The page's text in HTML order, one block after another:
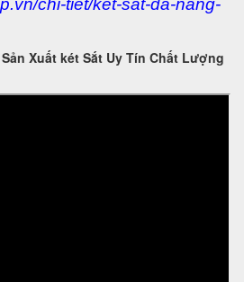
chi-tiet/ket-sat-da-nang-
Xuất két Sắt Uy Tín Chất Lượng